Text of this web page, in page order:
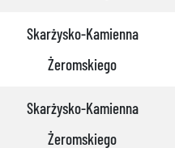
Skarżysko-Kamienna
Żeromskiego
Skarżysko-Kamienna
Żeromskiego